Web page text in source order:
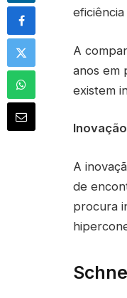
A
anos em
existem
A
de
procura